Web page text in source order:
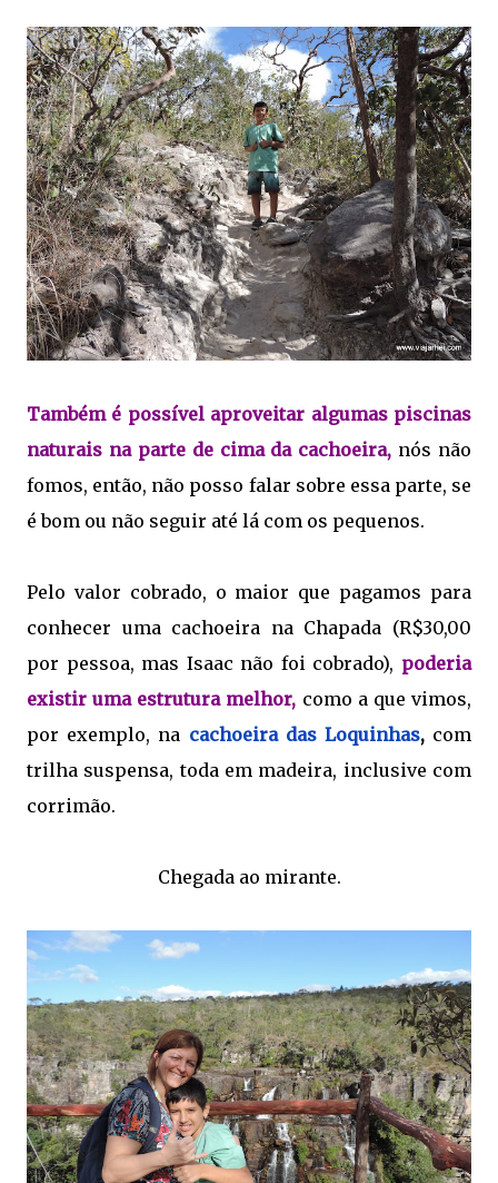
Também é possível aproveitar algumas piscinas
naturais na parte de cima da cachoeira, nós não
fomos, então, não posso falar sobre essa parte, se
é bom ou não seguir até lá com os pequenos.
Pelo valor cobrado, o maior que pagamos para
conhecer uma cachoeira na Chapada (R$30,00
por pessoa, mas Isaac não foi cobrado), poderia
existir uma estrutura melhor, como a que vimos,
por exemplo, na cachoeira das Loquinhas, com
trilha suspensa, toda em madeira, inclusive com
corrimão.
Chegada ao mirante.